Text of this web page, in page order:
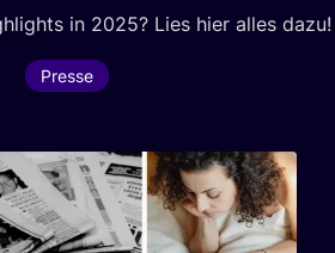
in 2025? Lies hier alles dazu!
Presse